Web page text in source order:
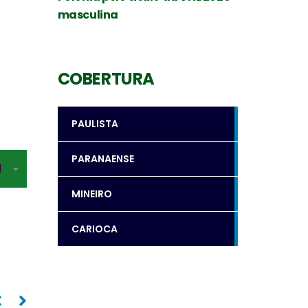
masculina
COBERTURA
PAULISTA
PARANAENSE
MINEIRO
CARIOCA